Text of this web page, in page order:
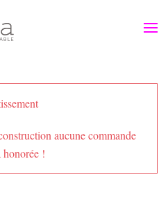
aucune commande
honorée !